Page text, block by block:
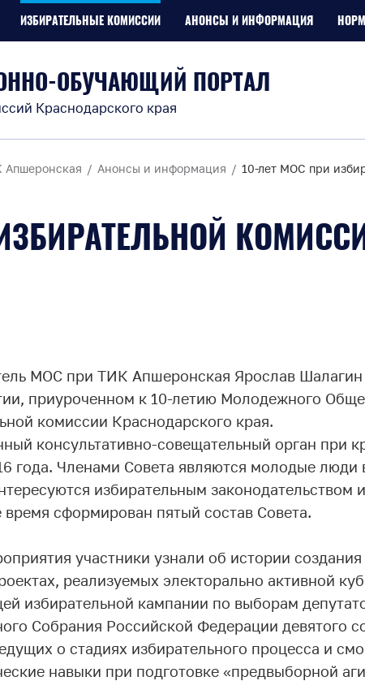
ИЗБИРАТЕЛЬНЫЕ КОМИССИИ АНОНСЫ И ИНФОРМАЦИЯ
ОБУЧАЮЩИЙ ПОРТАЛ
Краснодарского края
Апшеронская Анонсы и информация 10-лет МОС при
МОС при ТИК Апшеронская Ярослав Шалагин
приуроченном к 10-летию Молодежного
комиссии Краснодарского края.
консультативно-совещательный орган при
года. Членами Совета являются молодые люди
избирательным законодательством
время сформирован пятый состав Совета.
участники узнали об истории
реализуемых электорально активной
избирательной кампании по выборам
Собрания Российской Федерации девятого
о стадиях избирательного процесса и
навыки при подготовке «предвыборной